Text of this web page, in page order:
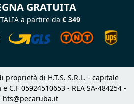
GRATUITA
a partire da € 349
di H.T.S. S.R.L. - capitale
C.F 05924510653 - REA SA-484254 -
hts@pecaruba.it